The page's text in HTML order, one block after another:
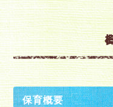
保育概要